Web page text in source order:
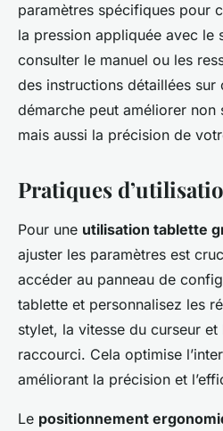
paramètres spécifiques pour
la pression appliquée avec le
consulter le manuel ou les
des instructions détaillées sur
démarche peut améliorer non
mais aussi la précision de
Pratiques
Pour une utilisation tablette
ajuster les paramètres est
accéder au panneau de
tablette et personnalisez les
stylet, la vitesse du curseur
raccourci. Cela optimise
améliorant la précision et
Le positionnement